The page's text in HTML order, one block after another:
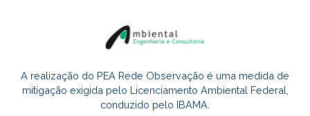
A realização do PEA Rede Observação é uma medida de
mitigação exigida pelo Licenciamento Ambiental Federal,
conduzido pelo IBAMA.